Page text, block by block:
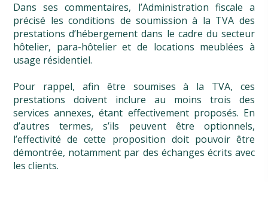
Dans ses commentaires, l’Administration fiscale a
précisé les conditions de soumission à la TVA des
prestations d’hébergement dans le cadre du secteur
hôtelier, para-hôtelier et de locations meublées à
usage résidentiel.
Pour rappel, afin être soumises à la TVA, ces
prestations doivent inclure au moins trois des
services annexes, étant effectivement proposés. En
d’autres termes, s’ils peuvent être optionnels,
l’effectivité de cette proposition doit pouvoir être
démontrée, notamment par des échanges écrits avec
les clients.